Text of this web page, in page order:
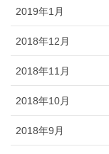
2019年1月
2018年12月
2018年11月
2018年10月
2018年9月